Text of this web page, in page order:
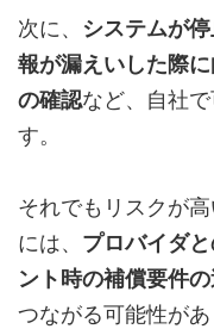
次に、 システムが
報が漏えいした際
の確認など、自社
す。
それでもリスクが
には、 プロバイダ
ント時の補償要件
つながる可能性があ